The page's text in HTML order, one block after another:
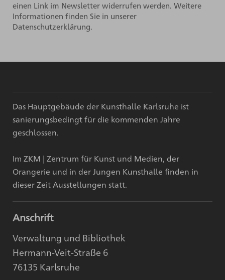
einen Link im Newsletter widerrufen werden. Weitere
Informationen finden Sie in unserer
Datenschutzerklärung.
Das Hauptgebäude der Kunsthalle Karlsruhe ist
sanierungsbedingt für die kommenden Jahre
geschlossen.
Im ZKM | Zentrum für Kunst und Medien, der
Orangerie und in der Jungen Kunsthalle finden in
dieser Zeit Ausstellungen statt.
Anschrift
Verwaltung und Bibliothek
Hermann-Veit-Straße 6
76135 Karlsruhe